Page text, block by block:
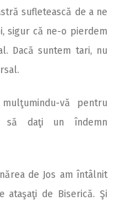
sufletească de a ne
sigur că ne-o pierdem
Dacă suntem tari, nu
vă pentru
să daţi un îndemn
de Jos am întâlnit
ataşaţi de Biserică. Şi